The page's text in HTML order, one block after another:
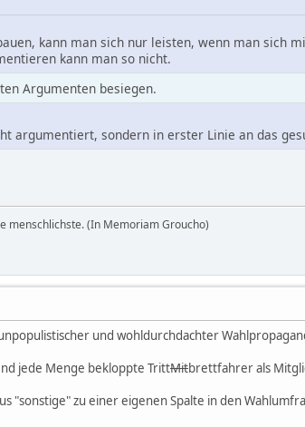
kann man sich nur leisten, wenn man sich
kann man so nicht.
Argumenten besiegen.
argumentiert, sondern in erster Linie an das
menschlichste. (In Memoriam Groucho)
und wohldurchdachter
jede Menge bekloppte TrittMitbrettfahrer als
"sonstige" zu einer eigenen Spalte in den